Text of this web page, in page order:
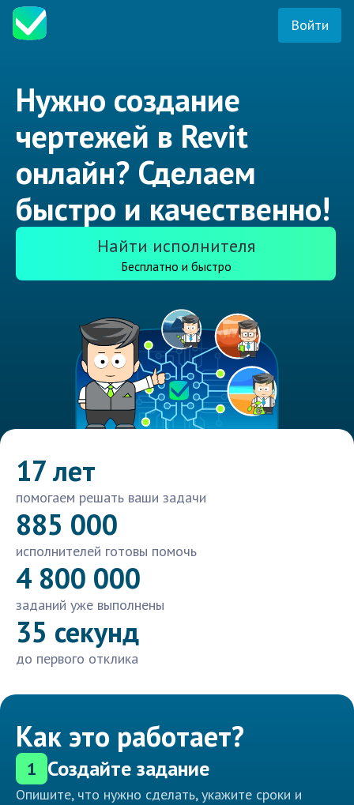
Войти
Нужно создание
чертежей в Revit
онлайн? Сделаем
быстро и качественно!
Найти исполнителя
Бесплатно и быстро
17 лет
помогаем решать ваши задачи
885 000
исполнителей готовы помочь
4 800 000
заданий уже выполнены
35 секунд
до первого отклика
Как это работает?
1 Создайте задание
Опишите, что нужно сделать, укажите сроки и